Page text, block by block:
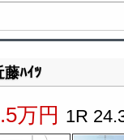
藤ﾊｲﾂ
万円 1R